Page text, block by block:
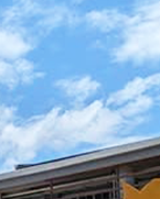
知能
家協
學生
障礙
市第
畫徵
學辦
表及
與體